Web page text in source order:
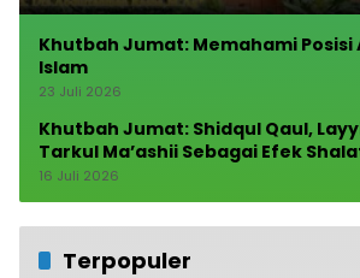
Khutbah Jumat: Memahami Posisi
Islam
23 Juli 2026
Khutbah Jumat: Shidqul Qaul,
Tarkul Ma’ashii Sebagai Efek
16 Juli 2026
Terpopuler